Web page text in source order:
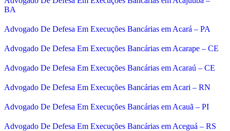
BA
Advogado De Defesa Em Execuções Bancárias em Acará – PA
Advogado De Defesa Em Execuções Bancárias em Acarape – CE
Advogado De Defesa Em Execuções Bancárias em Acaraú – CE
Advogado De Defesa Em Execuções Bancárias em Acari – RN
Advogado De Defesa Em Execuções Bancárias em Acauã – PI
Advogado De Defesa Em Execuções Bancárias em Aceguá – RS